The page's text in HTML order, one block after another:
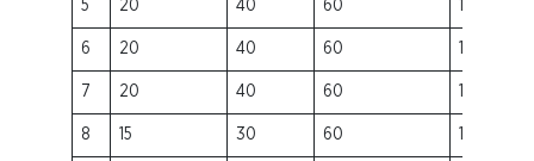
5 20 40 60
6 20 40 60
7 20 40 60
8 15 30 60